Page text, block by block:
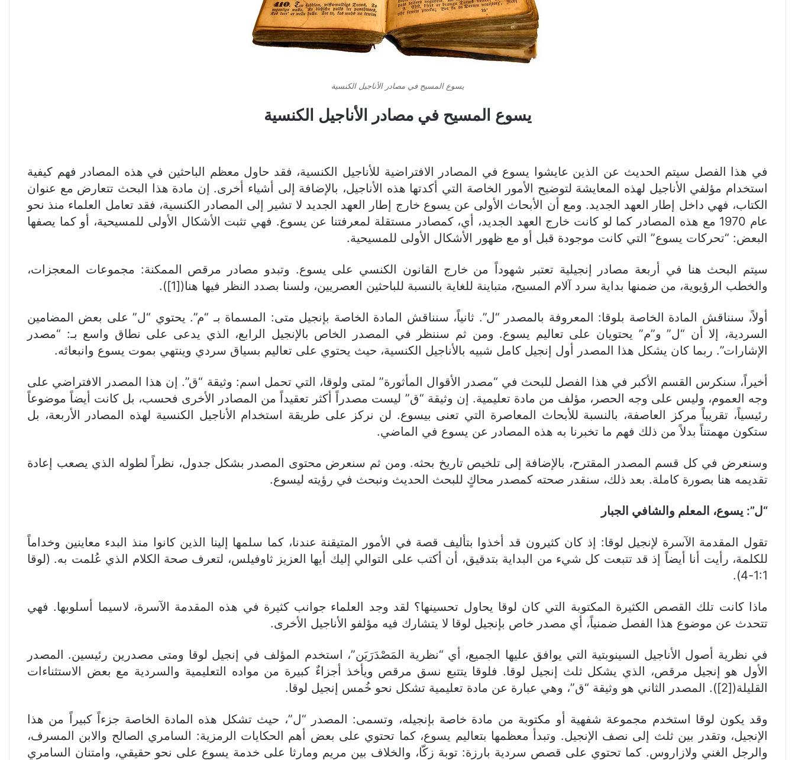
يسوع المسيح في مصادر الأناجيل الكنسية
يسوع المسيح في مصادر الأناجيل الكنسية
في هذا الفصل سيتم الحديث عن الذين عايشوا يسوع في المصادر الافتراضية للأناجيل الكنسية، فقد حاول معظم الباحثين في هذه المصادر فهم كيفية
استخدام مؤلفي الأناجيل لهذه المعايشة لتوضيح الأمور الخاصة التي أكدتها هذه الأناجيل، بالإضافة إلى أشياء أخرى. إن مادة هذا البحث تتعارض مع عنوان
الكتاب، فهي داخل إطار العهد الجديد. ومع أن الأبحاث الأولى عن يسوع خارج إطار العهد الجديد لا تشير إلى المصادر الكنسية، فقد تعامل العلماء منذ نحو
عام 1970 مع هذه المصادر كما لو كانت خارج العهد الجديد، أي، كمصادر مستقلة لمعرفتنا عن يسوع. فهي تثبت الأشكال الأولى للمسيحية، أو كما يصفها
البعض: “تحركات يسوع” التي كانت موجودة قبل أو مع ظهور الأشكال الأولى للمسيحية.
سيتم البحث هنا في أربعة مصادر إنجيلية تعتبر شهوداً من خارج القانون الكنسي على يسوع. وتبدو مصادر مرقص الممكنة: مجموعات المعجزات،
والخطب الرؤيوية، من ضمنها بداية سرد آلام المسيح، متباينة للغاية بالنسبة للباحثين العصريين، ولسنا بصدد النظر فيها هنا([1]).
أولاً، سنناقش المادة الخاصة بلوقا: المعروفة بالمصدر “ل”. ثانياً، سنناقش المادة الخاصة بإنجيل متى: المسماة بـ “م”. يحتوي “ل” على بعض المضامين
السردية، إلا أن “ل” و”م” يحتويان على تعاليم يسوع. ومن ثم سننظر في المصدر الخاص بالإنجيل الرابع، الذي يدعى على نطاق واسع بـ: “مصدر
الإشارات”. ربما كان يشكل هذا المصدر أول إنجيل كامل شبيه بالأناجيل الكنسية، حيث يحتوي على تعاليم بسياق سردي وينتهي بموت يسوع وانبعاثه.
أخيراً، سنكرس القسم الأكبر في هذا الفصل للبحث في “مصدر الأقوال المأثورة” لمتى ولوقا، التي تحمل اسم: وثيقة “ق”. إن هذا المصدر الافتراضي على
وجه العموم، وليس على وجه الحصر، مؤلف من مادة تعليمية. إن وثيقة “ق” ليست مصدراً أكثر تعقيداً من المصادر الأخرى فحسب، بل كانت أيضاً موضوعاً
رئيسياً، تقريباً مركز العاصفة، بالنسبة للأبحاث المعاصرة التي تعنى بيسوع. لن نركز على طريقة استخدام الأناجيل الكنسية لهذه المصادر الأربعة، بل
ستكون مهمتناً بدلاً من ذلك فهم ما تخبرنا به هذه المصادر عن يسوع في الماضي.
وسنعرض في كل قسم المصدر المقترح، بالإضافة إلى تلخيص تاريخ بحثه. ومن ثم سنعرض محتوى المصدر بشكل جدول، نظراً لطوله الذي يصعب إعادة
تقديمه هنا بصورة كاملة. بعد ذلك، سنقدر صحته كمصدر محاكٍ للبحث الحديث ونبحث في رؤيته ليسوع.
“ل”: يسوع، المعلم والشافي الجبار
تقول المقدمة الآسرة لإنجيل لوقا: إذ كان كثيرون قد أخذوا بتأليف قصة في الأمور المتيقنة عندنا، كما سلمها إلينا الذين كانوا منذ البدء معاينين وخداماً
للكلمة، رأيت أنا أيضاً إذ قد تتبعت كل شيء من البداية بتدقيق، أن أكتب على التوالي إليك أيها العزيز ثاوفيلس، لتعرف صحة الكلام الذي عُلمت به. (لوقا
1:1-4).
ماذا كانت تلك القصص الكثيرة المكتوبة التي كان لوقا يحاول تحسينها؟ لقد وجد العلماء جوانب كثيرة في هذه المقدمة الآسرة، لاسيما أسلوبها. فهي
تتحدث عن موضوع هذا الفصل ضمنياً، أي مصدر خاص بإنجيل لوقا لا يتشارك فيه مؤلفو الأناجيل الأخرى.
في نظرية أصول الأناجيل السينوبتية التي يوافق عليها الجميع، أي “نظرية المَصْدَرَيَن”، استخدم المؤلف في إنجيل لوقا ومتى مصدرين رئيسين. المصدر
الأول هو إنجيل مرقص، الذي يشكل ثلث إنجيل لوقا. فلوقا يتتبع نسق مرقص ويأخذ أجزاءٌ كبيرة من مواده التعليمية والسردية مع بعض الاستثناءات
القليلة([2]). المصدر الثاني هو وثيقة “ق”، وهي عبارة عن مادة تعليمية تشكل نحو خُمس إنجيل لوقا.
وقد يكون لوقا استخدم مجموعة شفهية أو مكتوبة من مادة خاصة بإنجيله، وتسمى: المصدر “ل”، حيث تشكل هذه المادة الخاصة جزءاً كبيراً من هذا
الإنجيل، وتقدر بين ثلث إلى نصف الإنجيل. وتبدأ معظمها بتعاليم يسوع، كما تحتوي على بعض أهم الحكايات الرمزية: السامري الصالح والابن المسرف،
والرجل الغني ولازاروس. كما تحتوي على قصص سردية بارزة: توبة زكّا، والخلاف بين مريم ومارثا على خدمة يسوع على نحو حقيقي، وامتنان السامري